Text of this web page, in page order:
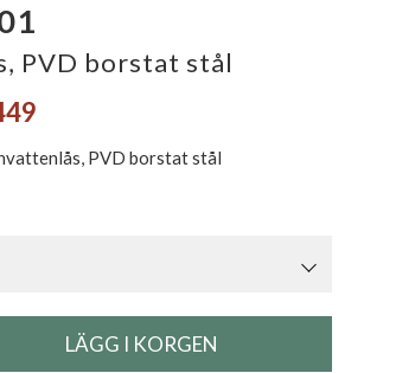
PVD borstat stål
PVD borstat stål